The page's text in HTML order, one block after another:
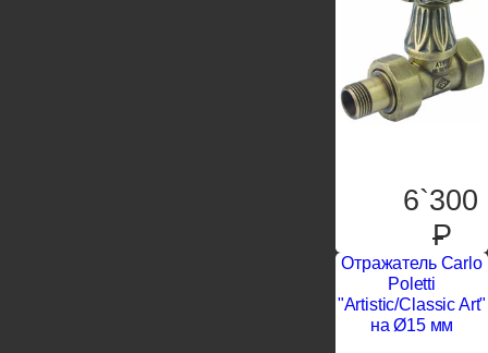
6`300
P
Отражатель Carlo
Poletti
"Artistic/Classic Art"
на Ø15 мм